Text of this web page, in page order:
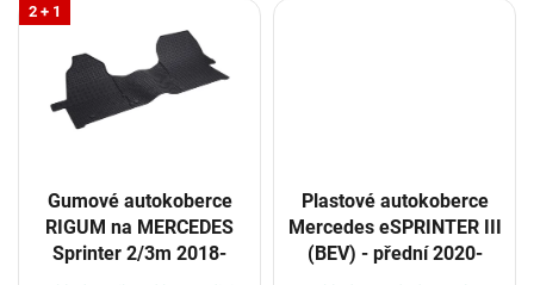
2 + 1
Gumové autokoberce
RIGUM na MERCEDES
Sprinter 2/3m 2018-
Plastové autokoberce
Mercedes eSPRINTER III
(BEV) - přední 2020-